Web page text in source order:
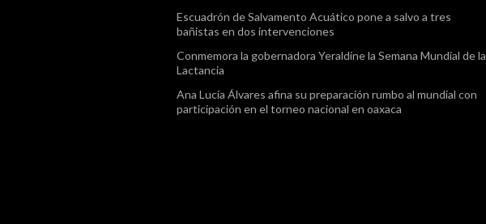
Escuadrón de Salvamento Acuático pone a salvo a tres
bañistas en dos intervenciones
Conmemora la gobernadora Yeraldine la Semana Mundial de la
Lactancia
Ana Lucía Álvares afina su preparación rumbo al mundial con
participación en el torneo nacional en oaxaca